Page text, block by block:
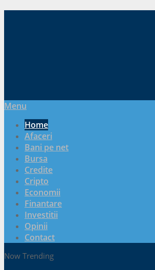
Menu
Home
Afaceri
Bani pe net
Bursa
Credite
Cripto
Economii
Finantare
Investitii
Opinii
Contact
Now Trending